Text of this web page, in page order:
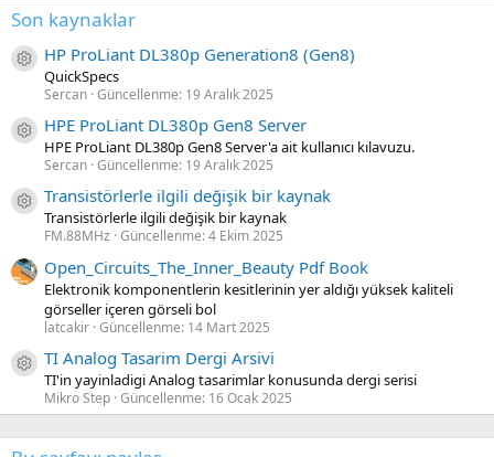
görünüme bakabiliriz.
6355 eklentisine bak
Son kaynaklar
Kaynak ikon/amblem
HP ProLiant DL380p Generation8 (Gen8)
QuickSpecs
Sercan Güncellenme: 19 Aralık 2025
Kaynak ikon/amblem
HPE ProLiant DL380p Gen8 Server
HPE ProLiant DL380p Gen8 Server'a ait kullanıcı kılavuzu.
Sercan Güncellenme: 19 Aralık 2025
Kaynak ikon/amblem
Transistörlerle ilgili değişik bir kaynak
Transistörlerle ilgili değişik bir kaynak
FM.88MHz Güncellenme:4 Ekim 2025
Open_Circuits_The_Inner_Beauty Pdf Book
Elektronik komponentlerin kesitlerinin yer aldığı yüksek kaliteli
görseller içeren görseli bol
latcakir Güncellenme: 14 Mart 2025
Kaynak ikon/amblem
TI Analog Tasarim Dergi Arsivi
TI'in yayinladigi Analog tasarimlar konusunda dergi serisi
Mikro Step Güncellenme: 16 Ocak 2025